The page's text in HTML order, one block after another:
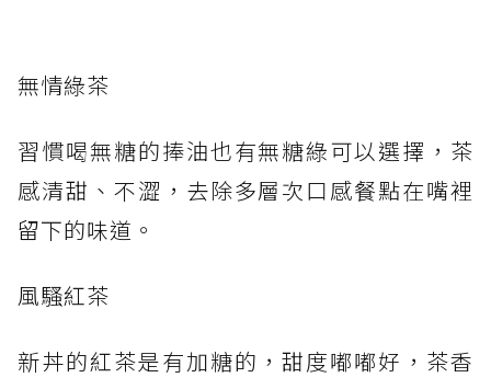
無情綠茶
習慣喝無糖的捧油也有無糖綠可以選擇，茶
感清甜、不澀，去除多層次口感餐點在嘴裡
留下的味道。
風騷紅茶
新丼的紅茶是有加糖的，甜度嘟嘟好，茶香